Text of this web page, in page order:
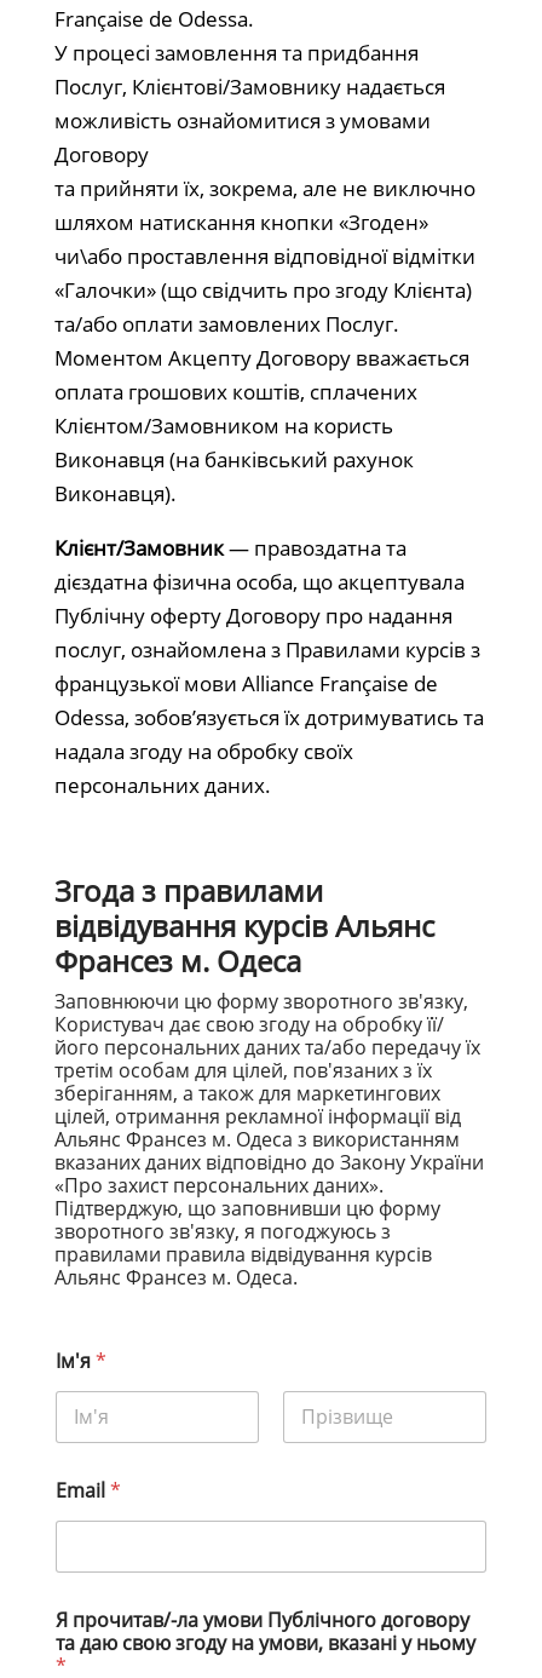
Française de Odessa.
У процесі замовлення та придбання
Послуг, Клієнтові/Замовнику надається
можливість ознайомитися з умовами
Договору
та прийняти їх, зокрема, але не виключно
шляхом натискання кнопки «Згоден»
чи\або проставлення відповідної відмітки
«Галочки» (що свідчить про згоду Клієнта)
та/або оплати замовлених Послуг.
Моментом Акцепту Договору вважається
оплата грошових коштів, сплачених
Клієнтом/Замовником на користь
Виконавця (на банківський рахунок
Виконавця).
Клієнт/Замовник— правоздатна та
дієздатна фізична особа, що акцептувала
Публічну оферту Договору про надання
послуг, ознайомлена з Правилами курсів з
французької мови Alliance Française de
Odessa, зобов’язується їх дотримуватись та
надала згоду на обробку своїх
персональних даних.
Згода з правилами
відвідування курсів Альянс
Франсез м. Одеса
Заповнюючи цю форму зворотного зв'язку,
Користувач дає свою згоду на обробку її/
його персональних даних та/або передачу їх
третім особам для цілей, пов'язаних з їх
зберіганням, а також для маркетингових
цілей, отримання рекламної інформації від
Альянс Франсез м. Одеса з використанням
вказаних даних відповідно до Закону України
«Про захист персональних даних».
Підтверджую, що заповнивши цю форму
зворотного зв'язку, я погоджуюсь з
правилами правила відвідування курсів
Альянс Франсез м. Одеса.
Ім'я*
Email*
Я прочитав/-ла умови Публічного договору
та даю свою згоду на умови, вказані у ньому
*